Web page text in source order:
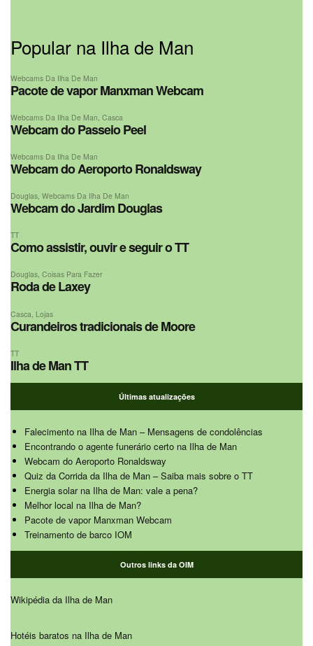
Popular na Ilha de Man
Webcams Da Ilha De Man
Pacote de vapor Manxman Webcam
Webcams Da Ilha De Man Casca
Webcam do Passeio Peel
Webcams Da Ilha De Man
Webcam do Aeroporto Ronaldsway
Douglas, Webcams Da Ilha De Man
Webcam do Jardim Douglas
TT
Como assistir, ouvir e seguir o TT
Douglas, Coisas Para Fazer
Roda de Laxey
Casca Lojas
Curandeiros tradicionais de Moore
TT
Ilha de Man TT
Últimas atualizações
Falecimento na Ilha de Man – Mensagens de condolências
Encontrando o agente funerário certo na Ilha de Man
Webcam do Aeroporto Ronaldsway
Quiz da Corrida da Ilha de Man – Saiba mais sobre o TT
Energia solar na Ilha de Man: vale a pena?
Melhor local na Ilha de Man?
Pacote de vapor Manxman Webcam
Treinamento de barco IOM
Outros links da OIM
Wikipédia da Ilha de Man
Hotéis baratos na Ilha de Man